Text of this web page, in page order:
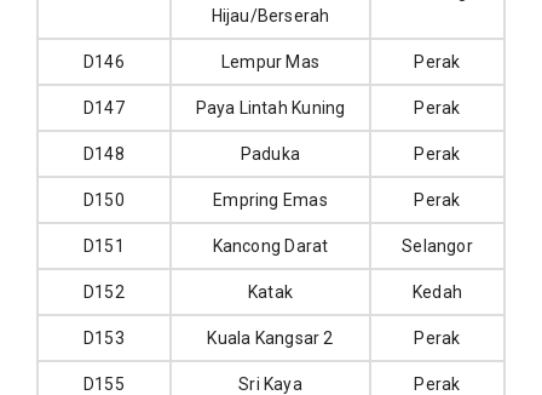
Hijau/Berserah
D146 Lempur Mas Perak
D147 Paya Lintah Kuning Perak
D148 Paduka Perak
D150 Empring Emas Perak
D151 Kancong Darat Selangor
D152 Katak Kedah
D153 Kuala Kangsar 2 Perak
D155 Sri Kaya Perak